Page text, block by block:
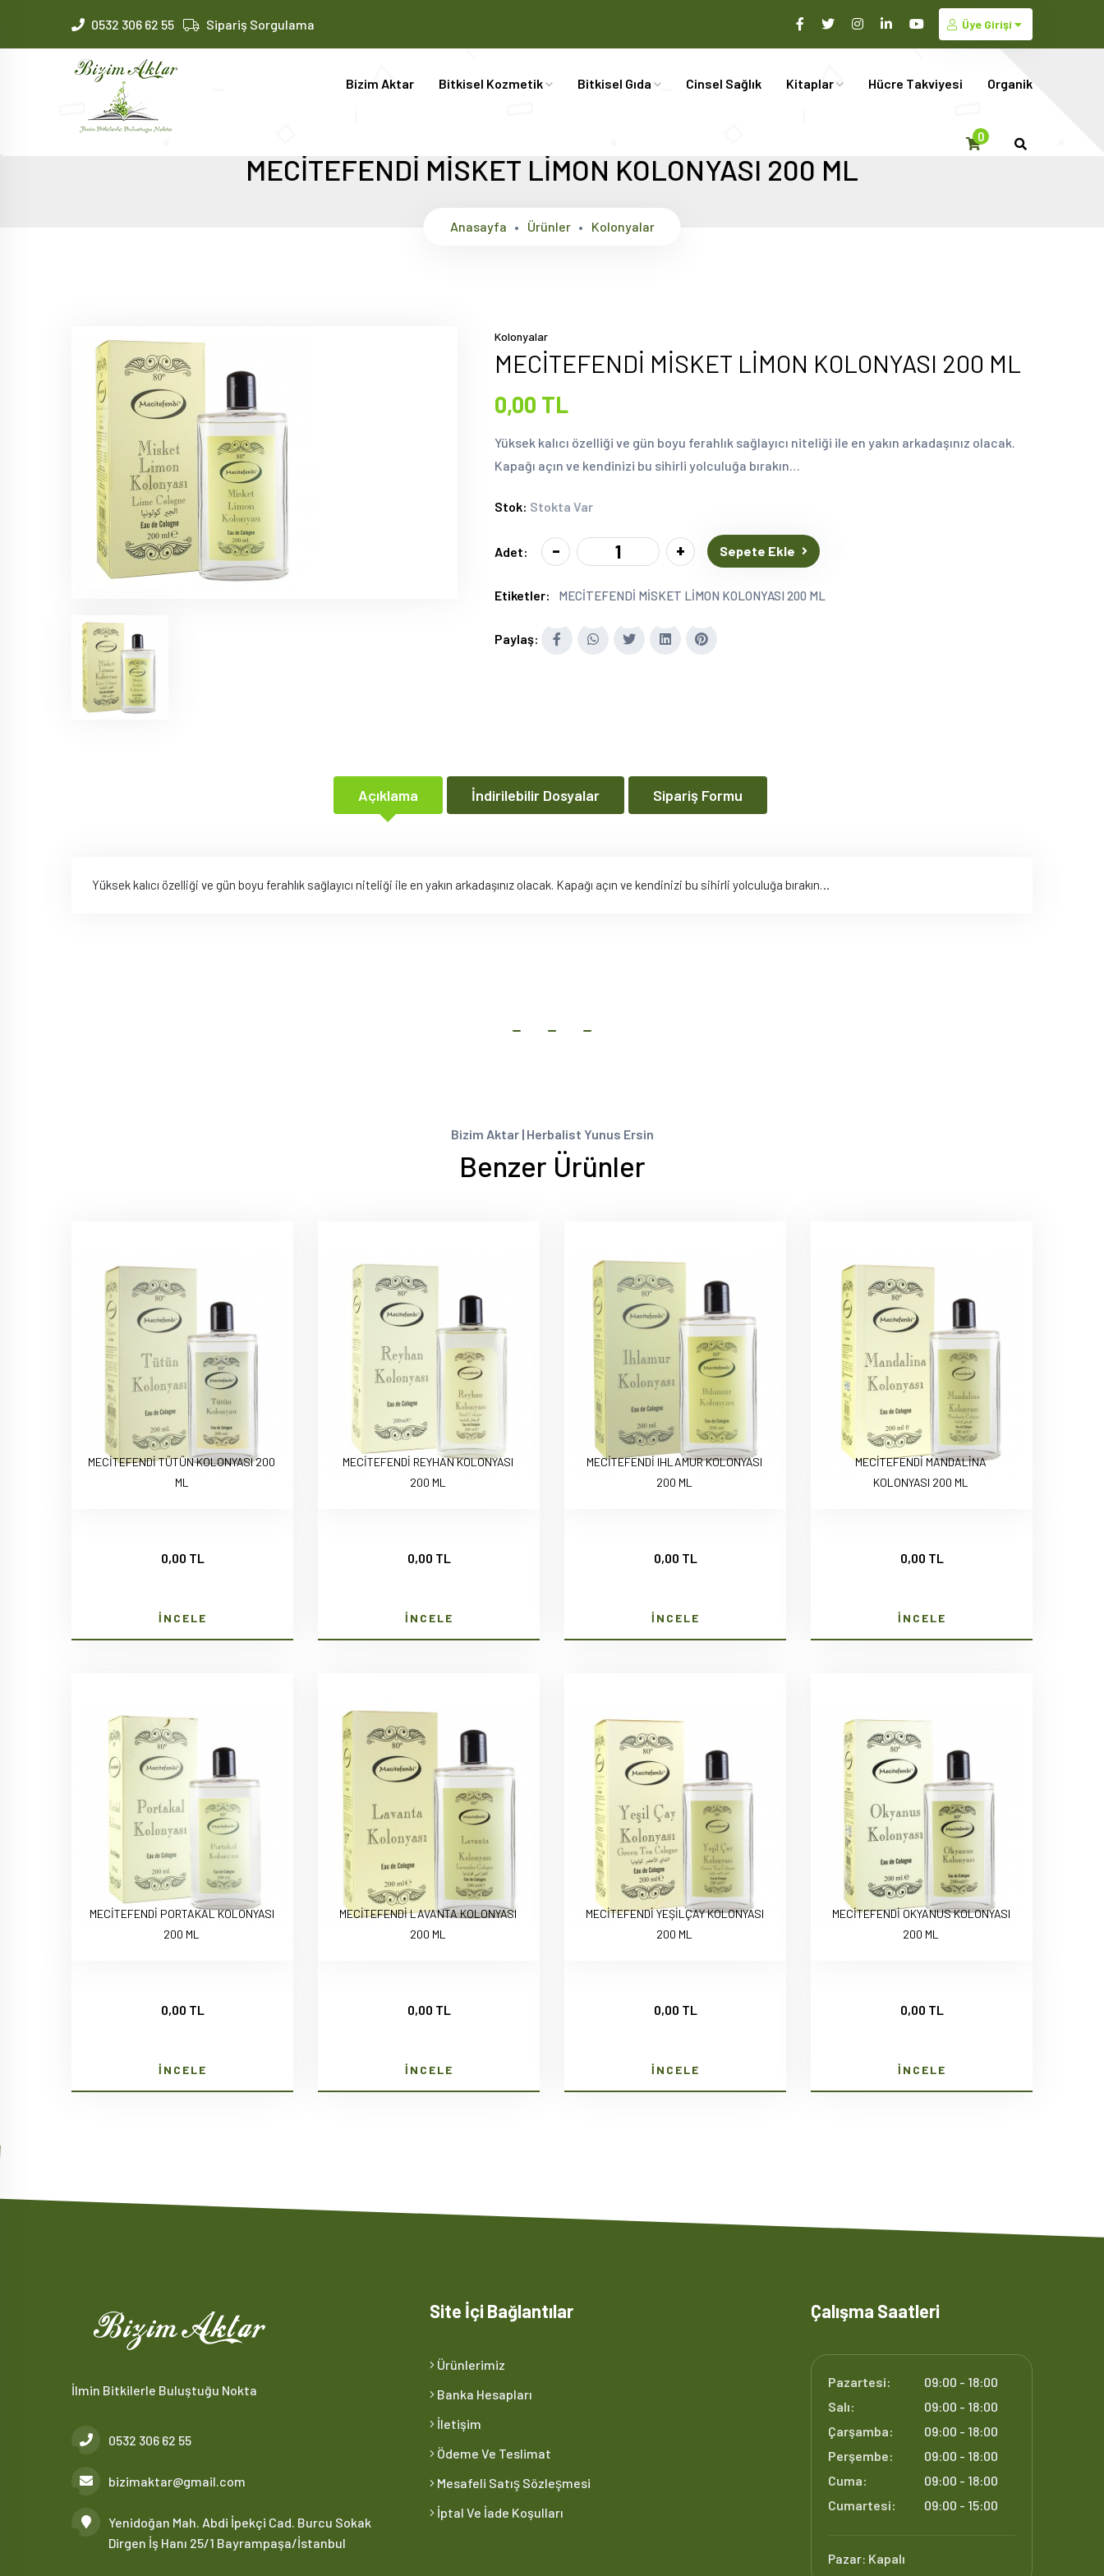
0532 306 62 55 Sipariş Sorgulama Üye Girişi
Bizim Aktar Bitkisel Kozmetik Bitkisel Gıda Cinsel Sağlık Kitaplar Hücre Takviyesi Organik
0
MECİTEFENDİ MİSKET LİMON KOLONYASI 200 ML
Anasayfa Ürünler Kolonyalar
Kolonyalar
MECİTEFENDİ MİSKET LİMON KOLONYASI 200 ML
0,00 TL
Yüksek kalıcı özelliği ve gün boyu ferahlık sağlayıcı niteliği ile en yakın arkadaşınız olacak.
Kapağı açın ve kendinizi bu sihirli yolculuğa bırakın…
Stok: Stokta Var
Adet: - + Sepete Ekle
Etiketler: MECİTEFENDİ MİSKET LİMON KOLONYASI 200 ML
Paylaş:
Açıklama İndirilebilir Dosyalar Sipariş Formu
Yüksek kalıcı özelliği ve gün boyu ferahlık sağlayıcı niteliği ile en yakın arkadaşınız olacak. Kapağı açın ve kendinizi bu sihirli yolculuğa bırakın…
Bizim Aktar | Herbalist Yunus Ersin
Benzer Ürünler
MECİTEFENDİ TÜTÜN KOLONYASI 200
ML
0,00 TL
İNCELE
MECİTEFENDİ REYHAN KOLONYASI
200 ML
0,00 TL
İNCELE
MECİTEFENDİ IHLAMUR KOLONYASI
200 ML
0,00 TL
İNCELE
MECİTEFENDİ MANDALİNA
KOLONYASI 200 ML
0,00 TL
İNCELE
MECİTEFENDİ PORTAKAL KOLONYASI
200 ML
0,00 TL
İNCELE
MECİTEFENDİ LAVANTA KOLONYASI
200 ML
0,00 TL
İNCELE
MECİTEFENDİ YEŞİLÇAY KOLONYASI
200 ML
0,00 TL
İNCELE
MECİTEFENDİ OKYANUS KOLONYASI
200 ML
0,00 TL
İNCELE
İlmin Bitkilerle Buluştuğu Nokta
0532 306 62 55
bizimaktar@gmail.com
Yenidoğan Mah. Abdi İpekçi Cad. Burcu Sokak
Dirgen İş Hanı 25/1 Bayrampaşa/İstanbul
Site İçi Bağlantılar
Ürünlerimiz
Banka Hesapları
İletişim
Ödeme Ve Teslimat
Mesafeli Satış Sözleşmesi
İptal Ve İade Koşulları
Çalışma Saatleri
Pazartesi:
09:00 - 18:00
Salı:
09:00 - 18:00
Çarşamba:
09:00 - 18:00
Perşembe:
09:00 - 18:00
Cuma:
09:00 - 18:00
Cumartesi:
09:00 - 15:00
Pazar: Kapalı